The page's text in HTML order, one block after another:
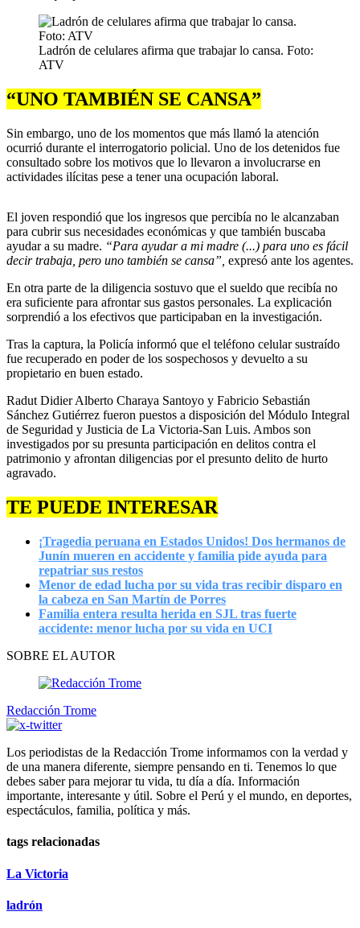
Ladrón de celulares afirma que trabajar lo cansa. Foto:
ATV
“UNO TAMBIÉN SE CANSA”
Sin embargo, uno de los momentos que más llamó la atención
ocurrió durante el interrogatorio policial. Uno de los detenidos fue
consultado sobre los motivos que lo llevaron a involucrarse en
actividades ilícitas pese a tener una ocupación laboral.
El joven respondió que los ingresos que percibía no le alcanzaban
para cubrir sus necesidades económicas y que también buscaba
ayudar a su madre. “Para ayudar a mi madre (...) para uno es fácil
decir trabaja, pero uno también se cansa”, expresó ante los agentes.
En otra parte de la diligencia sostuvo que el sueldo que recibía no
era suficiente para afrontar sus gastos personales. La explicación
sorprendió a los efectivos que participaban en la investigación.
Tras la captura, la Policía informó que el teléfono celular sustraído
fue recuperado en poder de los sospechosos y devuelto a su
propietario en buen estado.
Radut Didier Alberto Charaya Santoyo y Fabricio Sebastián
Sánchez Gutiérrez fueron puestos a disposición del Módulo Integral
de Seguridad y Justicia de La Victoria-San Luis. Ambos son
investigados por su presunta participación en delitos contra el
patrimonio y afrontan diligencias por el presunto delito de hurto
agravado.
TE PUEDE INTERESAR
¡Tragedia peruana en Estados Unidos! Dos hermanos de
Junín mueren en accidente y familia pide ayuda para
repatriar sus restos
Menor de edad lucha por su vida tras recibir disparo en
la cabeza en San Martín de Porres
Familia entera resulta herida en SJL tras fuerte
accidente: menor lucha por su vida en UCI
SOBRE EL AUTOR
Redacción Trome
Los periodistas de la Redacción Trome informamos con la verdad y
de una manera diferente, siempre pensando en ti. Tenemos lo que
debes saber para mejorar tu vida, tu día a día. Información
importante, interesante y útil. Sobre el Perú y el mundo, en deportes,
espectáculos, familia, política y más.
tags relacionadas
La Victoria
ladrón